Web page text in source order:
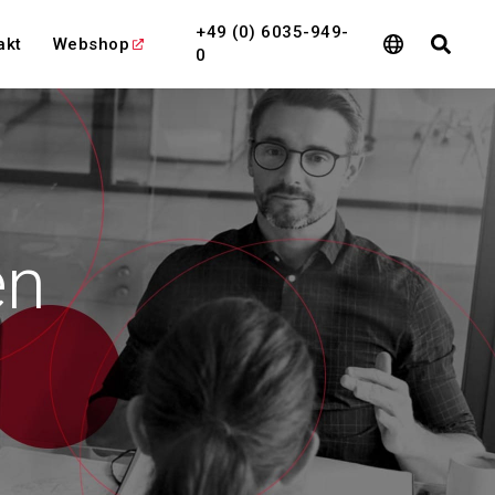
Alle Zeigen
Webshop
+49 (0) 6035-949-
0